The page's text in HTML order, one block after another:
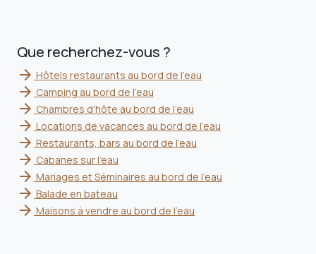
Que recherchez-vous ?
arrow_forward Hôtels restaurants au bord de l'eau
arrow_forward Camping au bord de l'eau
arrow_forward Chambres d'hôte au bord de l'eau
arrow_forward Locations de vacances au bord de l'eau
arrow_forward Restaurants, bars au bord de l'eau
arrow_forward Cabanes sur l'eau
arrow_forward Mariages et Séminaires au bord de l'eau
arrow_forward Balade en bateau
arrow_forward Maisons à vendre au bord de l'eau